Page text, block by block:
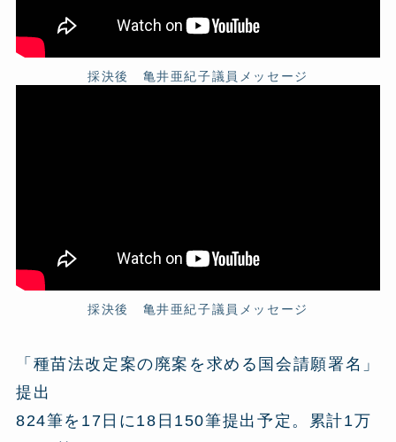
採決後 亀井亜紀子議員メッセージ
採決後 亀井亜紀子議員メッセージ
「種苗法改定案の廃案を求める国会請願署名」
提出
824筆を17日に18日150筆提出予定。累計1万